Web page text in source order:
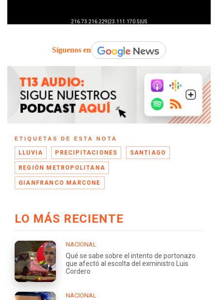
Síguenos en
ETIQUETAS DE ESTA NOTA
LLUVIA PRECIPITACIONES SANTIAGO
REGIÓN METROPOLITANA
GIANFRANCO MARCONE
LO MÁS RECIENTE
NACIONAL
Qué se sabe sobre el intento de portonazo
que afectó al escolta del exministro Luis
Cordero
NACIONAL